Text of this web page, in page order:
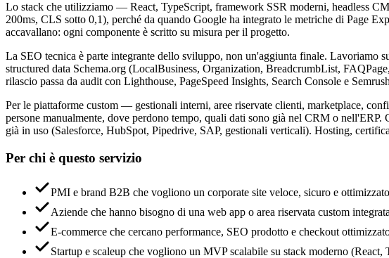
Lo stack che utilizziamo — React, TypeScript, framework SSR moderni, headless
200ms, CLS sotto 0,1), perché da quando Google ha integrato le metriche di Page
accavallano: ogni componente è scritto su misura per il progetto.
La SEO tecnica è parte integrante dello sviluppo, non un'aggiunta finale.
structured data Schema.org (LocalBusiness, Organization, BreadcrumbList,
rilascio passa da audit con Lighthouse, PageSpeed Insights, Search Console e
Per le piattaforme custom — gestionali interni, aree riservate clienti, marketplace,
persone manualmente, dove perdono tempo, quali dati sono già nel CRM o
già in uso (Salesforce, HubSpot, Pipedrive, SAP, gestionali verticali). Hosting,
Per chi è questo servizio
PMI e brand B2B che vogliono un corporate site veloce, sicuro e
Aziende che hanno bisogno di una web app o area riservata custom
E-commerce che cercano performance, SEO prodotto e checkout
Startup e scaleup che vogliono un MVP scalabile su stack moderno (React,